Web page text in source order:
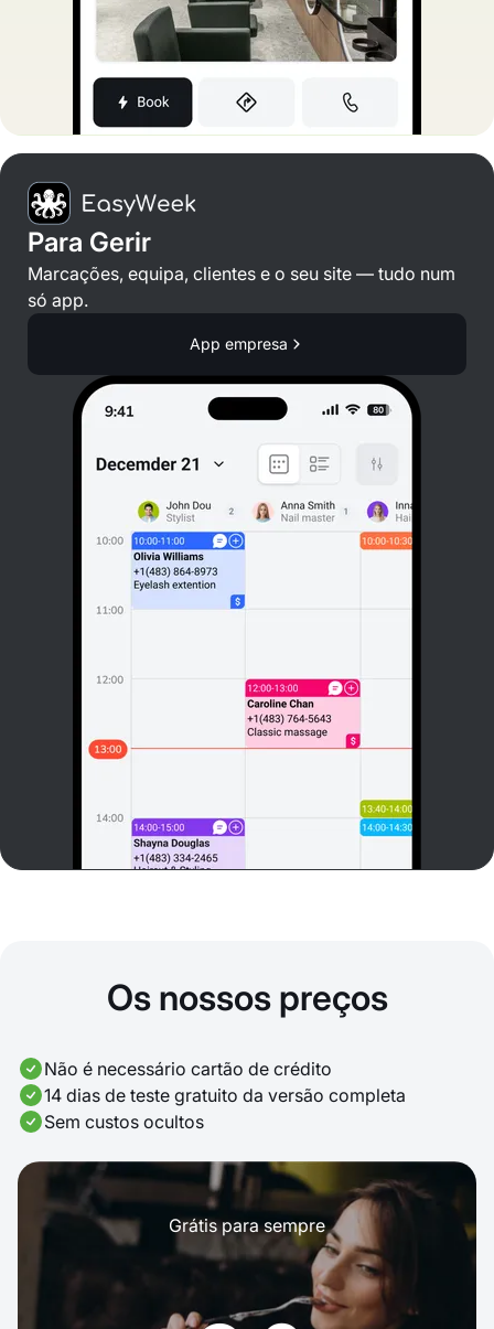
Para Gerir
Marcações, equipa, clientes e o seu site — tudo num
só app.
App empresa
Os nossos preços
Não é necessário cartão de crédito
14 dias de teste gratuito da versão completa
Sem custos ocultos
Grátis para sempre